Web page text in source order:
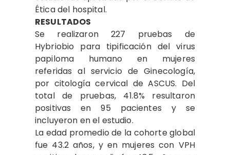
Ética del hospital.
RESULTADOS
Se realizaron 227 pruebas de
Hybriobio para tipificación del virus
papiloma humano en mujeres
referidas al servicio de Ginecología,
por citología cervical de ASCUS. Del
total de pruebas, 41.8% resultaron
positivas en 95 pacientes y se
incluyeron en el estudio.
La edad promedio de la cohorte global
fue 43.2 años, y en mujeres con VPH